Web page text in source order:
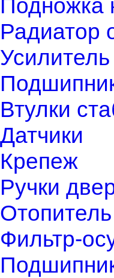
Подножка
Радиатор
Втулки
Датчики
Крепеж
Ручки
Фильтр-